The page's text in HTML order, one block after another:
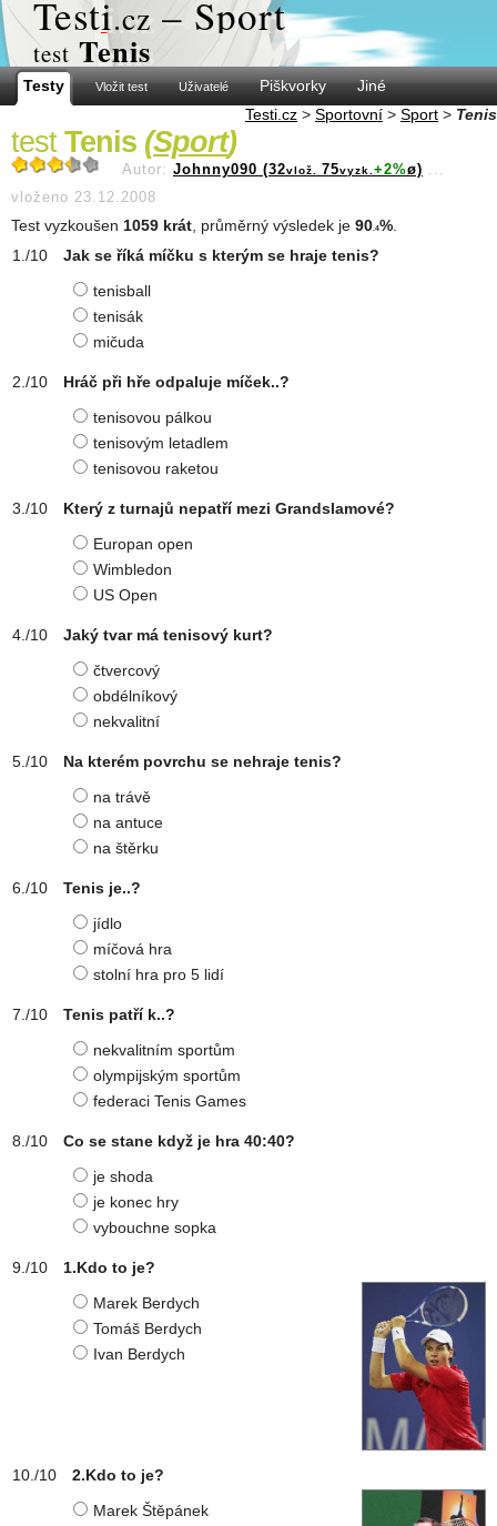
Testi.cz – Sport
test Tenis
Testy Vložit test Uživatelé Piškvorky
Jiné
Testi.cz > Sportovní > Sport > Tenis
test Tenis (Sport)
Autor: Johnny090 (32vlož. 75vyzk. +2%ø) ...
vloženo 23.12.2008
Test vyzkoušen 1059 krát , průměrný výsledek je 90 .4%
Jak se říká míčku s kterým se hraje tenis?
tenisball
tenisák
mičuda
Hráč při hře odpaluje míček..?
tenisovou pálkou
tenisovým letadlem
tenisovou raketou
Který z turnajů nepatří mezi Grandslamové?
Europan open
Wimbledon
US Open
Jaký tvar má tenisový kurt?
čtvercový
obdélníkový
nekvalitní
Na kterém povrchu se nehraje tenis?
na trávě
na antuce
na štěrku
Tenis je..?
jídlo
míčová hra
stolní hra pro 5 lidí
Tenis patří k..?
nekvalitním sportům
olympijským sportům
federaci Tenis Games
Co se stane když je hra 40:40?
je shoda
je konec hry
vybouchne sopka
1.Kdo to je?
Marek Berdych
Tomáš Berdych
Ivan Berdych
2.Kdo to je?
Marek Štěpánek